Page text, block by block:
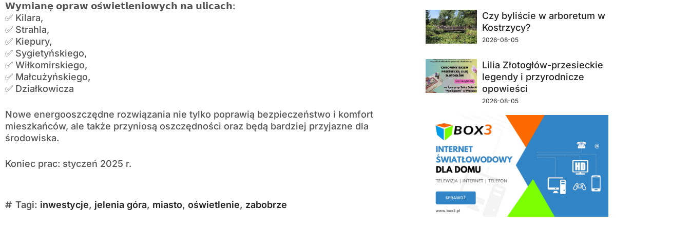
𝗪𝘆𝗺𝗶𝗮𝗻𝗲̨ 𝗼𝗽𝗿𝗮𝘄 𝗼𝘀́𝘄𝗶𝗲𝘁𝗹𝗲𝗻𝗶𝗼𝘄𝘆𝗰𝗵 𝗻𝗮 𝘂𝗹𝗶𝗰𝗮𝗰𝗵:
✅ Kilara,
✅ Strahla,
✅ Kiepury,
✅ Sygietyńskiego,
✅ Wiłkomirskiego,
✅ Małcużyńskiego,
✅ Działkowicza
Nowe energooszczędne rozwiązania nie tylko poprawią bezpieczeństwo i komfort
mieszkańców, ale także przyniosą oszczędności oraz będą bardziej przyjazne dla
środowiska.
Koniec prac: styczeń 2025 r.
Tagi: inwestycje, jelenia góra, miasto, oświetlenie, zabobrze
Czy byliście w arboretum w
Kostrzycy?
2026-08-05
Lilia Złotogłów-przesieckie
legendy i przyrodnicze
opowieści
2026-08-05